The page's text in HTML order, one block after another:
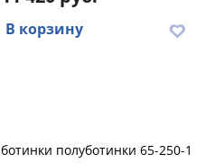
В корзину
ботинки полуботинки 65-250-1